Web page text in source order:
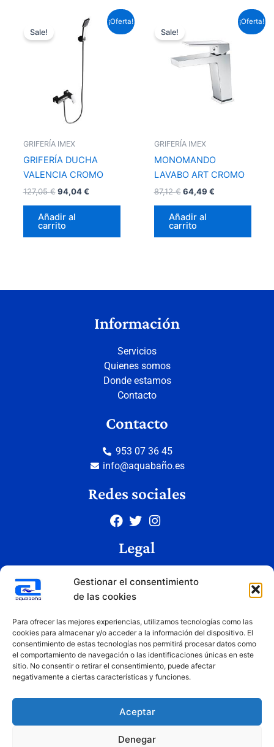
Gestionar el consentimiento
de las cookies
Para ofrecer las mejores experiencias, utilizamos tecnologías como las
cookies para almacenar y/o acceder a la información del dispositivo. El
consentimiento de estas tecnologías nos permitirá procesar datos como
el comportamiento de navegación o las identificaciones únicas en este
sitio. No consentir o retirar el consentimiento, puede afectar
negativamente a ciertas características y funciones.
Aceptar
Denegar
¡Oferta!
Sale!
GRIFERÍA IMEX
GRIFERÍA DUCHA
VALENCIA CROMO
127,05€
original
94,04€
El
precio
Añadir al
carrito
¡Oferta!
Sale!
GRIFERÍA IMEX
MONOMANDO
LAVABO ART CROMO
87,12€
original
era:
87,12 €.
64,49 €
precio
es:
64,49 €.
Añadir al
carrito
Información
Servicios
Quienes somos
Donde estamos
Contacto
Contacto
953 07 36 45
info@aquabaño.es
Redes sociales
Legal
Política de privacidad
Condiciones de uso
Copyright © 2026 Aquabaño | Todos los derechos reservados
Diseñado porInnovation Studio